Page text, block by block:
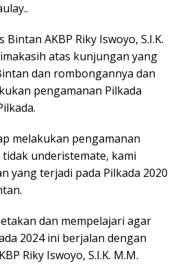
AKBP Riky Iswoyo, S.I.K.
atas kunjungan yang
dan rombongannya dan
pengamanan Pilkada
melakukan pengamanan
tidak underistemate, kami
yang terjadi pada Pilkada 2020
dan mempelajari agar
2024 ini berjalan dengan
Riky Iswoyo, S.I.K. M.M.